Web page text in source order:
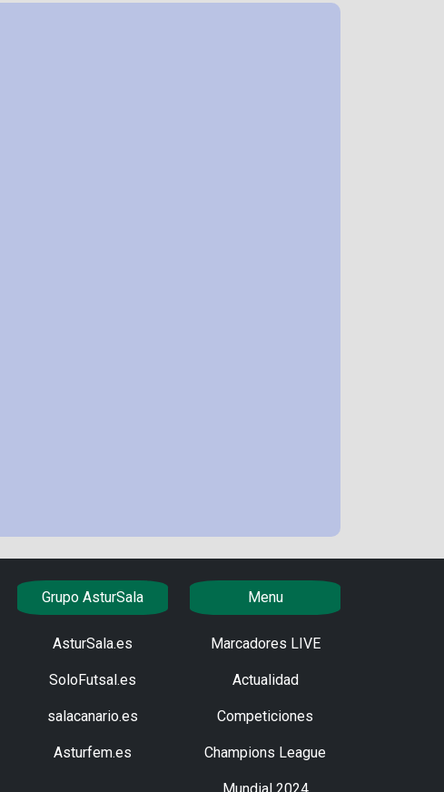
Grupo AsturSala
AsturSala.es
SoloFutsal.es
salacanario.es
Asturfem.es
Menu
Marcadores LIVE
Actualidad
Competiciones
Champions League